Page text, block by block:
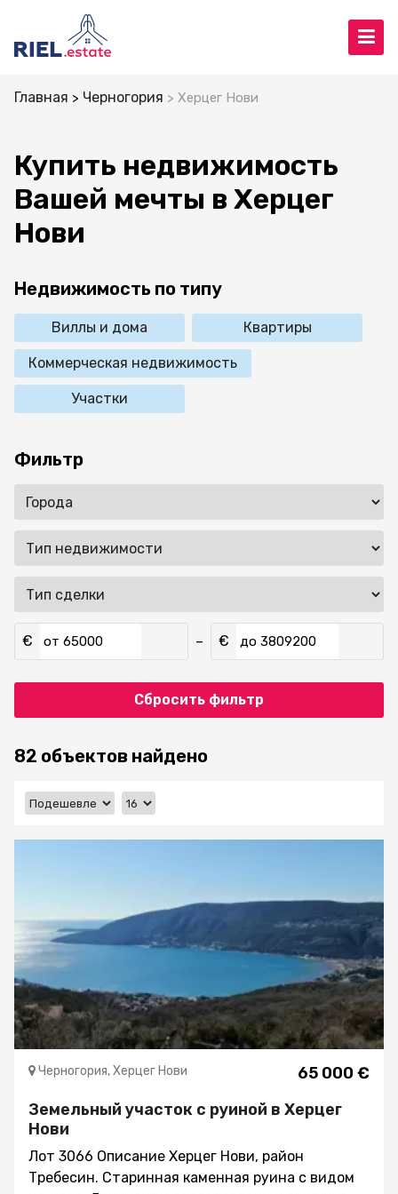
Главная Черногория Херцег Нови
Купить недвижимость
Вашей мечты в Херцег
Нови
Недвижимость по типу
Виллы и дома Квартиры
Коммерческая недвижимость
Участки
Фильтр
€ от – € до
Сбросить фильтр
82 объектов найдено
65 000 €
Черногория, Херцег Нови
Земельный участок с руиной в Херцег
Нови
Лот 3066 Описание Херцег Нови, район
Требесин. Старинная каменная руина с видом